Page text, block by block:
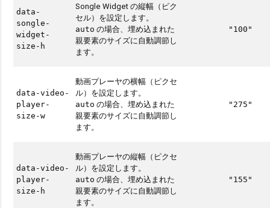
data-
songle-
widget-
size-h
Songle Widget の縦幅（ピク
セル）を設定します。
auto の場合、埋め込まれた
親要素のサイズに自動調節し
ます。
"100"
data-video-
player-
size-w
動画プレーヤの横幅（ピクセ
ル）を設定します。
auto の場合、埋め込まれた
親要素のサイズに自動調節し
ます。
"275"
data-video-
player-
size-h
動画プレーヤの縦幅（ピクセ
ル）を設定します。
auto の場合、埋め込まれた
親要素のサイズに自動調節し
ます。
"155"